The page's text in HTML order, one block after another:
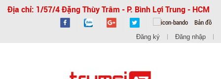
Địa chỉ: 1/57/4 Đặng Thùy Trâm - P. Bình Lợi Trung - HCM
Bản đồ
Đăng ký Đăng nhập